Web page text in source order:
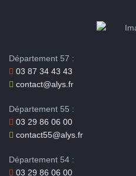
Département 57 :
03 87 34 43 43
contact@alys.fr
Département 55 :
03 29 86 06 00
contact55@alys.fr
Département 54 :
03 29 86 06 00